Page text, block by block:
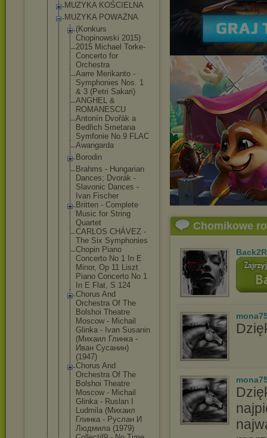
MUZYKA KOŚCIELNA
MUZYKA POWAŻNA
(Konkurs
Chopinowski 2015)
2015 Michael Torke-
Concerto for
Orchestra
Aarre Merikanto -
Symphonies Nos. 1
& 3 (Petri Sakari)
ANGHEL &
ROMANESCU
Antonín Dvořák a
Bedřich Smetana
Symfonie No.9 FLAC
Awangarda
Borodin
Brahms - Hungarian
Dances; Dvorák -
Slavonic Dances -
Ivan Fischer
Britten - Complete
Music for String
Quartet
CARLOS CHÁVEZ -
The Six Symphonies
Chopin Piano
Concerto No 1 In E
Minor, Op 11 Liszt
Piano Concerto No 1
In E Flat, S 124
Chorus And
Orchestra Of The
Bolshoi Theatre
Moscow - Michail
Glinka - Ivan Susanin
(Михаил Глинка -
Иван Сусанин)
(1947)
Chorus And
Orchestra Of The
Bolshoi Theatre
Moscow - Michail
Glinka - Ruslan I
Ludmila (Михаил
Глинка - Руслан И
Людмила (1979)
Chomikowe